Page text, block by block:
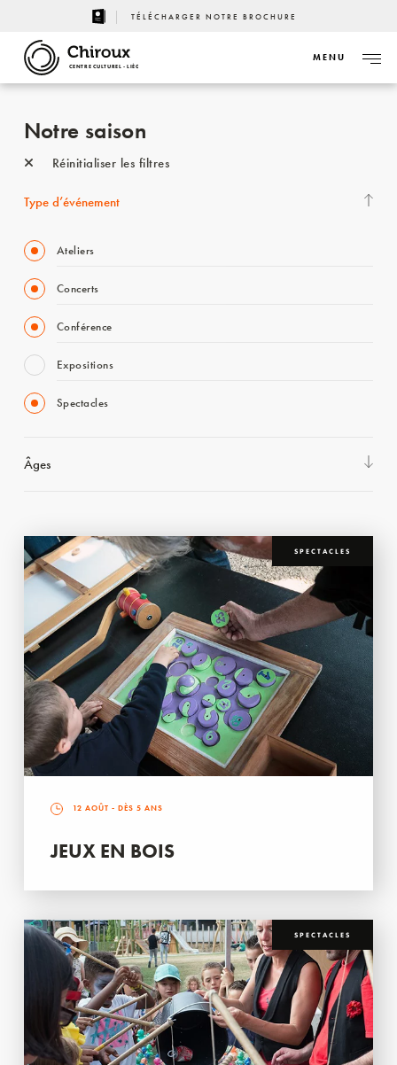
TÉLÉCHARGER NOTRE BROCHURE
CENTRE CULTUREL - LIÈGE
MENU
Notre saison
Réinitialiser les filtres
Type d’événement
Ateliers
Concerts
Conférence
Expositions
Spectacles
Âges
SPECTACLES
12 AOÛT - DÈS 5 ANS
JEUX EN BOIS
SPECTACLES